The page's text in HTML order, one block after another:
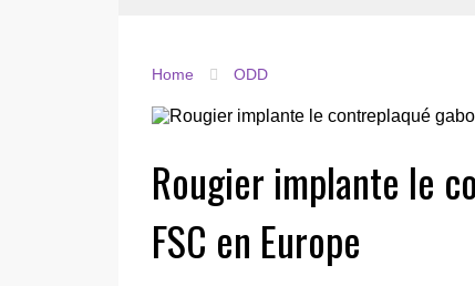
Home ODD
Rougier implante le
FSC en Europe